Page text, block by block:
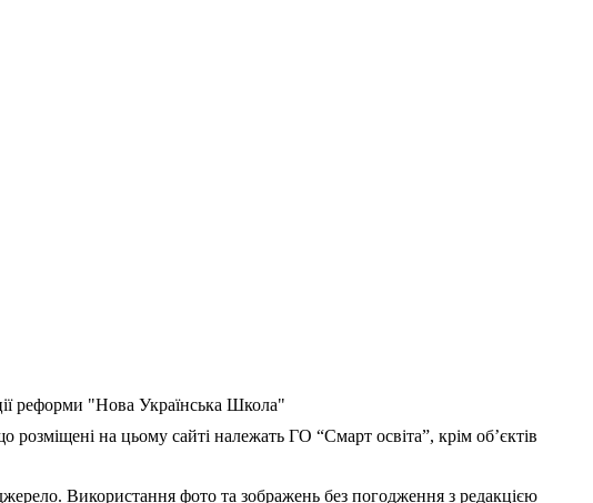
реформи "Нова Українська Школа"
на цьому сайті належать ГО “Смарт освіта”, крім об’єктів
Використання фото та зображень без погодження з редакцією